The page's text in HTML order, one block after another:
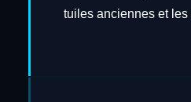
tuiles anciennes et